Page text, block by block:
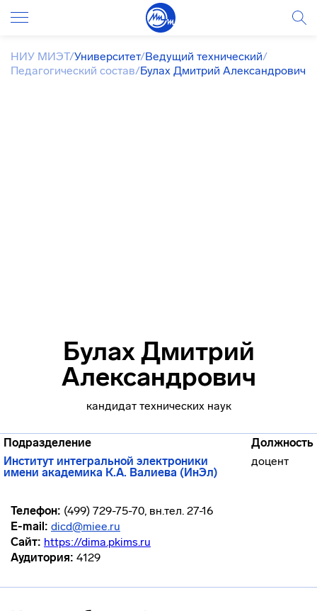
НИУ МИЭТ/Университет/Ведущий технический/
Педагогический состав/Булах Дмитрий Александрович
Булах Дмитрий
Александрович
кандидат технических наук
Подразделение
Должность
Институт интегральной электроники
имени академика К.А. Валиева (ИнЭл)
доцент
Телефон: (499) 729-75-70, вн.тел. 27-16
E-mail: dicd@miee.ru
Сайт: https://dima.pkims.ru
Аудитория: 4129